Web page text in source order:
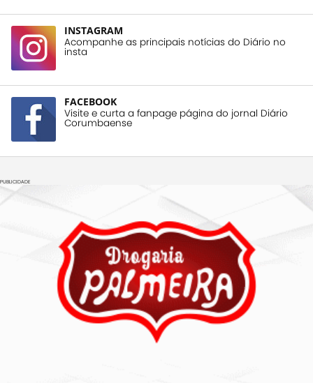
INSTAGRAM
Acompanhe as principais notícias do Diário no
insta
FACEBOOK
Visite e curta a fanpage página do jornal Diário
Corumbaense
PUBLICIDADE